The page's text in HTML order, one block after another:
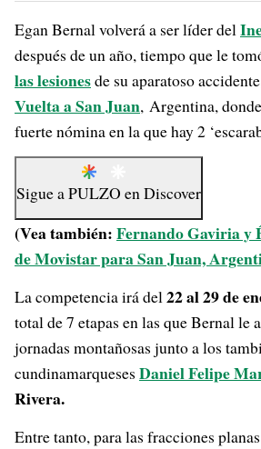
Egan Bernal volverá a ser líder del
después de un año, tiempo que le
las lesionesde su aparatoso
Vuelta a San Juan, Argentina,
fuerte nómina en la que hay 2
Sigue aPULZO enDiscover
(Vea también:Fernando Gaviria y
de Movistar para San Juan,
La competencia irá del22 al 29 de
total de 7 etapas en las que Bernal le
jornadas montañosas junto a los
cundinamarqueses Daniel Felipe
Rivera.
Entre tanto, para las fracciones